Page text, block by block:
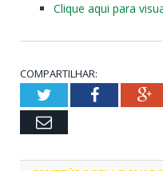
Clique aqui para
COMPARTILHAR:
TwitterFacebook
Email